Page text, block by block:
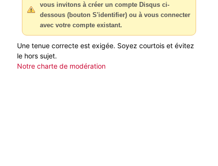
vous invitons à créer un compte Disqus ci-
dessous (bouton S'identifier) ou à vous connecter
avec votre compte existant.
Une tenue correcte est exigée. Soyez courtois et évitez
le hors sujet.
Notre charte de modération